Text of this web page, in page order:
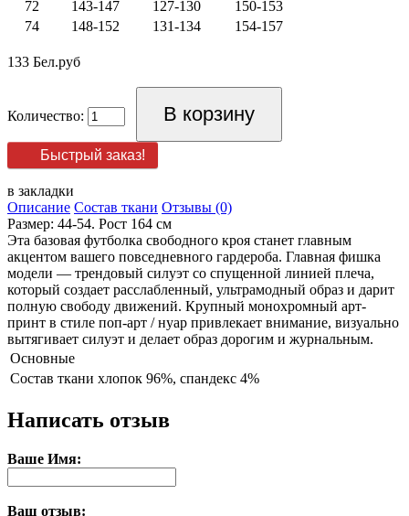
72
143-147 127-130
150-153
74
148-152 131-134 154-157
133 Бел.руб
Количество:
Быстрый заказ!
в закладки
Описание Состав ткани Отзывы (0)
Размер: 44-54. Рост 164 см
Эта базовая футболка свободного кроя станет главным
акцентом вашего повседневного гардероба. Главная фишка
модели — трендовый силуэт со спущенной линией плеча,
который создает расслабленный, ультрамодный образ и дарит
полную свободу движений. Крупный монохромный арт-
принт в стиле поп-арт / нуар привлекает внимание, визуально
вытягивает силуэт и делает образ дорогим и журнальным.
Основные
Состав ткани хлопок 96%, спандекс 4%
Написать отзыв
Ваше Имя:
Ваш отзыв: